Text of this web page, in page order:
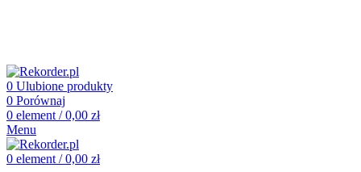
0 Ulubione produkty
0 Porównaj
0 element / 0,00 zł
Menu
0 element / 0,00 zł